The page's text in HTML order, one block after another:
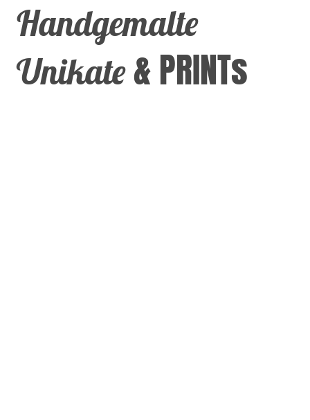
Handgemalte
Unikate& PRINTs